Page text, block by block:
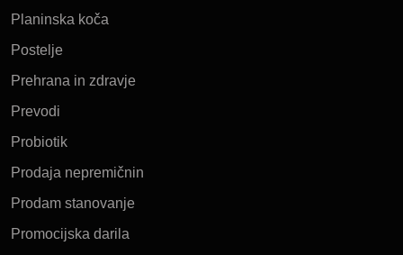
Planinska koča
Postelje
Prehrana in zdravje
Prevodi
Probiotik
Prodaja nepremičnin
Prodam stanovanje
Promocijska darila